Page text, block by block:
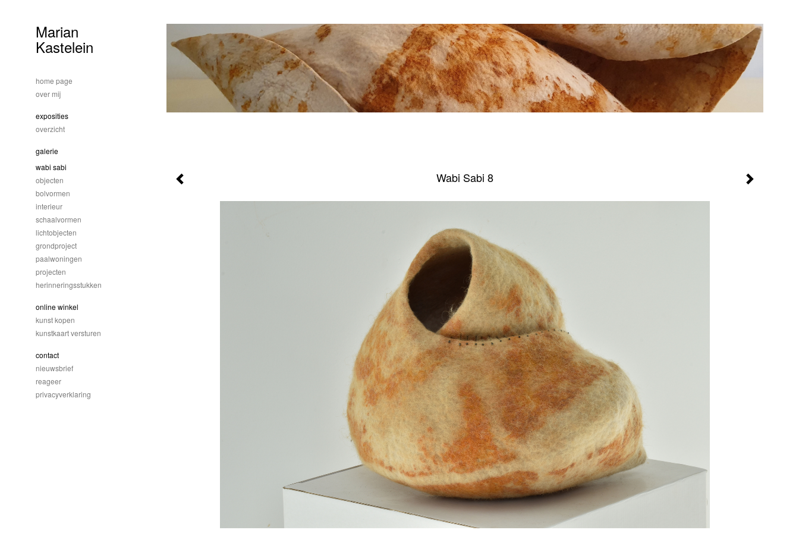
Wabi Sabi 8
Marian
Kastelein
home page
over mij
exposities
overzicht
galerie
wabi sabi
objecten
bolvormen
interieur
schaalvormen
lichtobjecten
grondproject
paalwoningen
projecten
herinneringsstukken
online winkel
kunst kopen
kunstkaart versturen
contact
nieuwsbrief
reageer
privacyverklaring